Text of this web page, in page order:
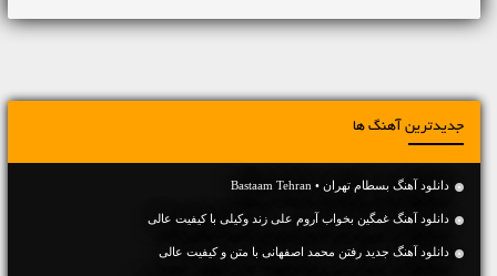
جدیدترین آهنگ ها
دانلود آهنگ بسطام تهران • Bastaam Tehran
دانلود آهنگ غمگین بخواب آروم علی زند وکیلی با کیفیت عالی
دانلود آهنگ جديد رفتن محمد اصفهانی با متن و کیفیت عالی